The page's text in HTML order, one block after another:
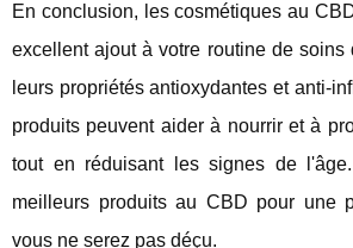
En conclusion, les cosmétiques au
excellent ajout à votre routine de soins
leurs propriétés antioxydantes et anti-
produits peuvent aider à nourrir et à
tout en réduisant les signes de
meilleurs produits au CBD pour une
vous ne serez pas déçu.